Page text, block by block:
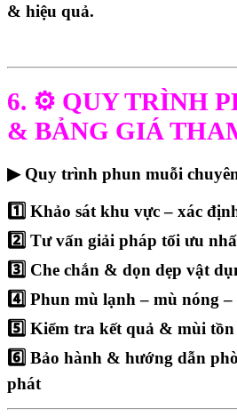
& hiệu quả.
6. ⚙️ QUY TRÌNH
& BẢNG GIÁ
▶ Quy trình phun muỗi
1️⃣ Khảo sát khu vực – xác
2️⃣ Tư vấn giải pháp tối ưu
3️⃣ Che chắn & dọn dẹp vật
4️⃣ Phun mù lạnh – mù nóng
5️⃣ Kiểm tra kết quả & mùi
6️⃣ Bảo hành & hướng dẫn
phát